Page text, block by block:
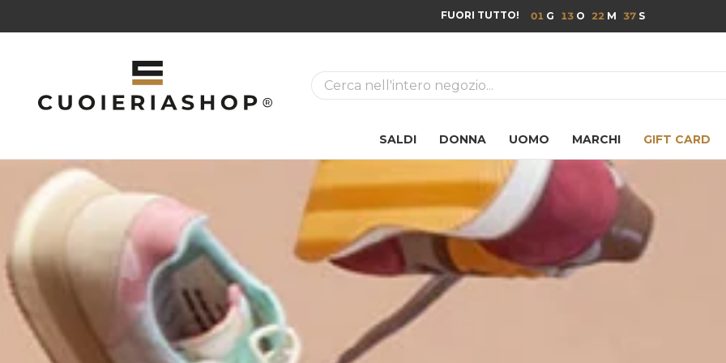
FUORI TUTTO! 01 13 22 35
La ricerca
SALDI DONNA UOMO MARCHI GIFT CARD